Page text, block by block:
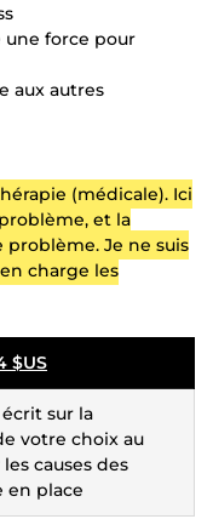
une force pour
aux autres
(médicale). Ici
et la
problème. Je ne suis
charge les
$US
sur la
votre choix au
causes des
en place